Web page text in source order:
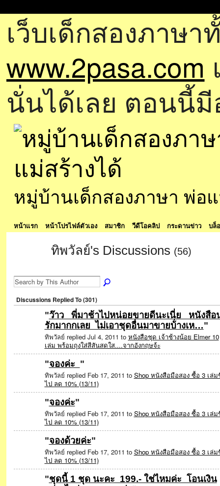
เว็บเด็กสองภาษ
www.2pasa.com
นั่นได้เลย ตอนนี้มี
หมู่บ้านเด็กสองภาษา พ่อ
หน้าแรก หน้าโปรไฟล์ตัวเอง สมาชิก วีดีโอคลิป กระดานข่าว บล็
ทิพวัลย์'s Discussions (56)
Discussions Replied To (301)
"ว๊าว พี่มาช้าไปหน่อยขายดีนะเนี่ย หนังสือ
รักมากกเลย ไม่เอาชุดอื่นมาขายบ้่างเห…"
ทิพวัลย์ replied Jul 4, 2011 to หนังสือชุด เจ้าช้างน้อย Elmer 10
เล่ม พร้อมถุงใส่สีสันสดใส....จากอังกฤษจ้ะ
"จองค่ะ "
ทิพวัลย์ replied Feb 17, 2011 to Shop หนังสือมือสอง ซื้อ 3 เล่
ไป ลด 10% (13/11)
"จองค่ะ"
ทิพวัลย์ replied Feb 17, 2011 to Shop หนังสือมือสอง ซื้อ 3 เล่
ไป ลด 10% (13/11)
"จองด้วยค่ะ"
ทิพวัลย์ replied Feb 17, 2011 to Shop หนังสือมือสอง ซื้อ 3 เล่
ไป ลด 10% (13/11)
"ชุดนี้ 1 ชุด นะคะ 199.- ใช่ไหมค่ะ โอนเงิน